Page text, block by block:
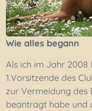
Wie alles begann
Als ich im Jahr 2008
1.Vorsitzende des
zur Vermeidung des
beantragt habe und